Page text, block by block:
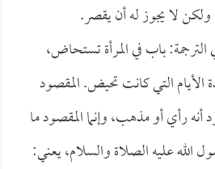
لا يجوز له أن يقصر.
الترجمة: باب في المرأة تستحاض،
التي كانت تحيض. المقصود
رأي أو مذهب، وإنما المقصود ما
الله عليه الصلاة والسلام، يعني: